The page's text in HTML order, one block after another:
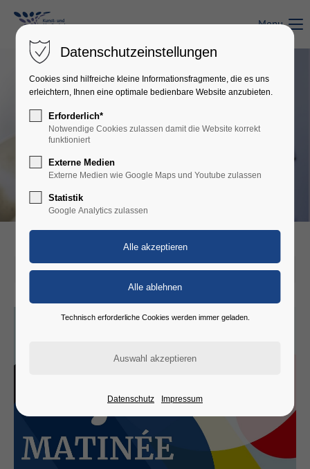
Login
Benutzername
Passwort
Anmelden
Register|Lost your password?
Support
Lorem ipsum dolor sit amet:
We offer support for our customers
Mon - Fri 8:00am - 5:00pm(GMT +1)
Get in touch
Menu
01.05.2022 21:19
Datenschutzeinstellungen
Cookies sind hilfreiche kleine Informationsfragmente, die es uns
erleichtern, Ihnen eine optimale bedienbare Website anzubieten.
Erforderlich*
Notwendige Cookies zulassen damit die Website korrekt
funktioniert
Externe Medien
Externe Medien wie Google Maps und Youtube zulassen
Statistik
Google Analytics zulassen
Technisch erforderliche Cookies werden immer geladen.
Datenschutz Impressum